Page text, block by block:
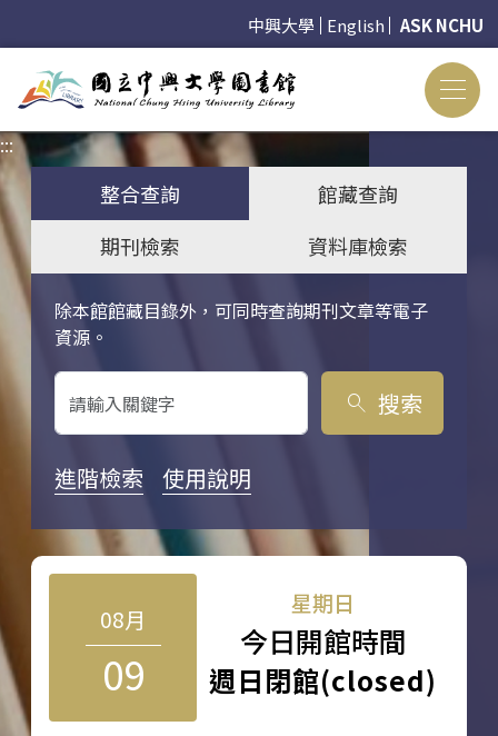
中興大學 English ASK NCHU
:::
整合查詢
館藏查詢
期刊檢索
資料庫檢索
除本館館藏目錄外，可同時查詢期刊文章等電子
資源。
關鍵字搜尋
search 搜索
進階檢索 使用說明
08月
09
星期日
今日開館時間
週日閉館(closed)